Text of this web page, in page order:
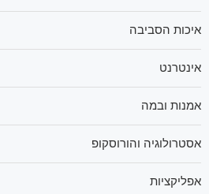
איכות הסביבה
אינטרנט
אמנות ובמה
אסטרולוגיה והורוסקופ
אפליקציות